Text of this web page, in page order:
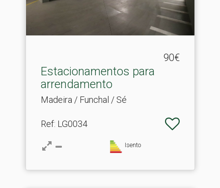
90€
Estacionamentos para
arrendamento
Madeira / Funchal / Sé
Ref: LG0034
Isento